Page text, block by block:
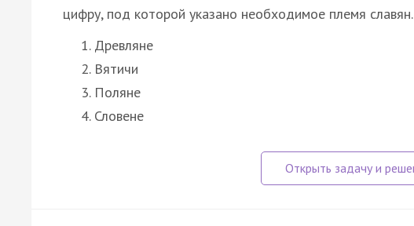
цифру, под которой указано необходимое племя славян.
Древляне
Вятичи
Поляне
Словене